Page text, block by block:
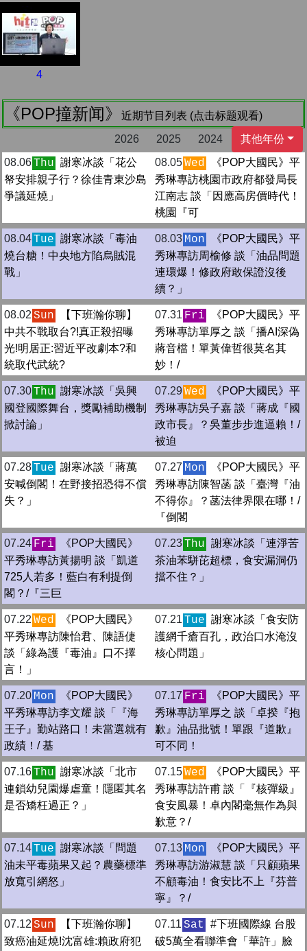
4
《POP撞新闻》
近期节目列表 (点击标题观看)
2026
2025 2024
其他年份
08.06Thu 謝寒冰談「花公
帑安排親子行？徐佳青東沙島
爭議延燒」
08.05Wed
《POP大國民》平
秀琳專訪桃園市政府都發局長
江南志 談「因應高房價時代！
桃園『可
08.04Tue 謝寒冰談「毒油
燒台糖！中央地方陷烏賊混
戰」
08.03 Mon
《POP大國民》平
秀琳專訪周榆修 談「油品問題
連環爆！修政府敢保證沒後
續？」
08.02 Sun
【下班瀚你聊】
中共不戰取台?!真正殺招曝
光!明居正:習近平改劇本?和
統取代武統?
07.31 Fri
《POP大國民》平
秀琳專訪單厚之 談「播AI深偽
蔣音檔！單黃偉哲很莫名其
妙！/
07.30Thu 謝寒冰談「吳興
國登國際舞台，獎勵補助機制
掀討論」
07.29Wed
《POP大國民》平
秀琳專訪吳子嘉 談「蔣成『國
政市長』？吳董步步進逼賴！/
被迫
07.28Tue 謝寒冰談「蔣萬
安喊倒閣！在野接招恐得不償
失？」
07.27 Mon
《POP大國民》平
秀琳專訪陳智菡 談「臺灣『油
不得你』？菡法律界限在哪！/
『倒閣
07.24 Fri
《POP大國民》
平秀琳專訪黃揚明 談「凱道
725人若多！藍白有利提倒
閣？/『三巨
07.23Thu 謝寒冰談「連淨苦
茶油苯駢芘超標，食安漏洞仍
擋不住？」
07.22 Wed
《POP大國民》
平秀琳專訪陳怡君、陳語倢
談「綠為護『毒油』口不擇
言！」
07.21 Tue 謝寒冰談「食安防
護網千瘡百孔，政治口水淹沒
核心問題」
07.20 Mon
《POP大國民》
平秀琳專訪李文耀 談「『海
王子』勤站路口！未當選就有
政績！/ 基
07.17 Fri
《POP大國民》平
秀琳專訪單厚之 談「卓揆『抱
歉』油品批號！單跟『道歉』
可不同！
07.16Thu 謝寒冰談「北市
連鎖幼兒園爆虐童！隱匿其名
是否矯枉過正？」
07.15Wed
《POP大國民》平
秀琳專訪許甫 談「『核彈級』
食安風暴！卓內閣毫無作為與
歉意？/
07.14Tue 謝寒冰談「問題
油未平毒蘋果又起？農藥標準
放寬引網怒」
07.13 Mon
《POP大國民》平
秀琳專訪游淑慧 談「只顧蘋果
不顧毒油！食安比不上『芬普
寧』？/
07.12 Sun
【下班瀚你聊】
致癌油延燒!沈富雄:賴政府犯
07.11 Sat
#下班國際線 台股
破5萬全看聯準會「華許」臉